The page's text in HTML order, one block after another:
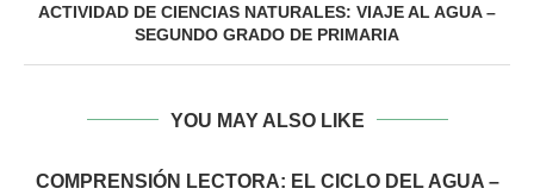
ACTIVIDAD DE CIENCIAS NATURALES: VIAJE AL AGUA –
SEGUNDO GRADO DE PRIMARIA
YOU MAY ALSO LIKE
COMPRENSIÓN LECTORA: EL CICLO DEL AGUA –